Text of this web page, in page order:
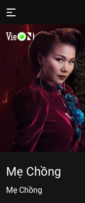
Mẹ Chồng
Mẹ Chồng